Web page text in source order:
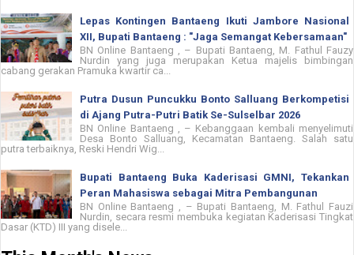
Lepas Kontingen Bantaeng Ikuti Jambore Nasional
XII, Bupati Bantaeng : "Jaga Semangat Kebersamaan"
BN Online Bantaeng , – Bupati Bantaeng, M. Fathul Fauzy
Nurdin yang juga merupakan Ketua majelis bimbingan
cabang gerakan Pramuka kwartir ca...
Putra Dusun Puncukku Bonto Salluang Berkompetisi
di Ajang Putra-Putri Batik Se-Sulselbar 2026
BN Online Bantaeng , – Kebanggaan kembali menyelimuti
Desa Bonto Salluang, Kecamatan Bantaeng. Salah satu
putra terbaiknya, Reski Hendri Wig...
Bupati Bantaeng Buka Kaderisasi GMNI, Tekankan
Peran Mahasiswa sebagai Mitra Pembangunan
BN Online Bantaeng , – Bupati Bantaeng, M. Fathul Fauzi
Nurdin, secara resmi membuka kegiatan Kaderisasi Tingkat
Dasar (KTD) III yang disele...